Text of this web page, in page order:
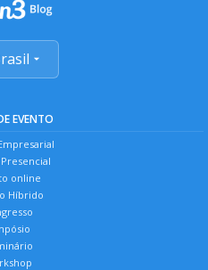
EVENTO
online
Híbrido